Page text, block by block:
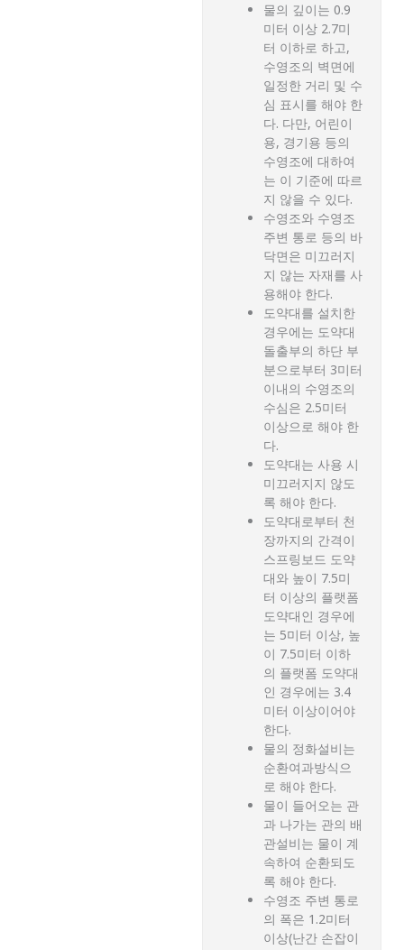
물의 깊이는 0.9
미터 이상 2.7미
터 이하로 하고,
수영조의 벽면에
일정한 거리 및 수
심 표시를 해야 한
다. 다만, 어린이
용, 경기용 등의
수영조에 대하여
는 이 기준에 따르
지 않을 수 있다.
수영조와 수영조
주변 통로 등의 바
닥면은 미끄러지
지 않는 자재를 사
용해야 한다.
도약대를 설치한
경우에는 도약대
돌출부의 하단 부
분으로부터 3미터
이내의 수영조의
수심은 2.5미터
이상으로 해야 한
다.
도약대는 사용 시
미끄러지지 않도
록 해야 한다.
도약대로부터 천
장까지의 간격이
스프링보드 도약
대와 높이 7.5미
터 이상의 플랫폼
도약대인 경우에
는 5미터 이상, 높
이 7.5미터 이하
의 플랫폼 도약대
인 경우에는 3.4
미터 이상이어야
한다.
물의 정화설비는
순환여과방식으
로 해야 한다.
물이 들어오는 관
과 나가는 관의 배
관설비는 물이 계
속하여 순환되도
록 해야 한다.
수영조 주변 통로
의 폭은 1.2미터
이상(난간 손잡이